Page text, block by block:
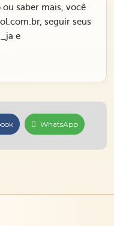
saber mais, você
seguir seus
e
WhatsApp